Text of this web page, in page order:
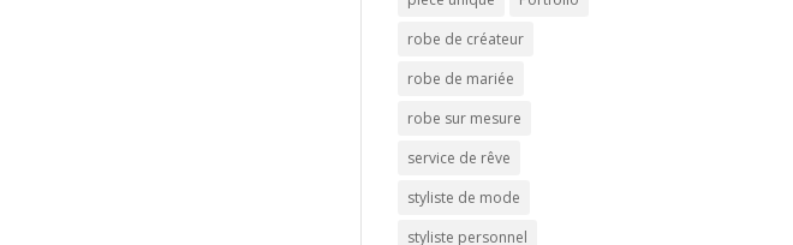
robe de créateur
robe de mariée
robe sur mesure
service de rêve
styliste de mode
styliste personnel